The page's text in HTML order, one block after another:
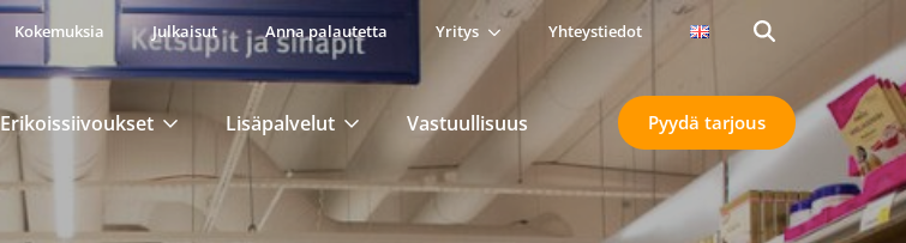
Kokemuksia Julkaisut Anna palautetta Yritys Yhteystiedot
for:
Erikoissiivoukset Lisäpalvelut Vastuullisuus Pyydä tarjous